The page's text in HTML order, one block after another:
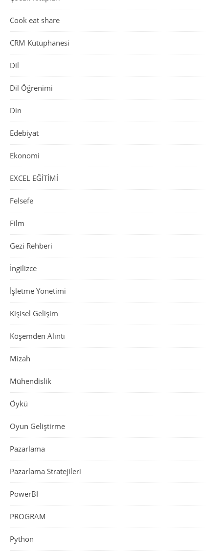
Cook eat share
CRM Kütüphanesi
Dil
Dil Öğrenimi
Din
Edebiyat
Ekonomi
EXCEL EĞİTİMİ
Felsefe
Film
Gezi Rehberi
İngilizce
İşletme Yönetimi
Kişisel Gelişim
Köşemden Alıntı
Mizah
Mühendislik
Öykü
Oyun Geliştirme
Pazarlama
Pazarlama Stratejileri
PowerBI
PROGRAM
Python